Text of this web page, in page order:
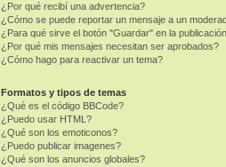
¿Por qué recibí una advertencia?
¿Cómo se puede reportar un mensaje a un
¿Para qué sirve el botón "Guardar" en la
¿Por qué mis mensajes necesitan ser aprobados?
¿Cómo hago para reactivar un tema?
Formatos y tipos de temas
¿Qué es el código BBCode?
¿Puedo usar HTML?
¿Qué son los emoticonos?
¿Puedo publicar imagenes?
¿Qué son los anuncios globales?